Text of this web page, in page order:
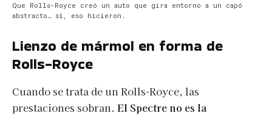
Que Rolls-Royce creó un auto que gira entorno a un capó
abstracto… sí, eso hicieron.
Lienzo de mármol en forma de
Rolls-Royce
Cuando se trata de un Rolls-Royce, las
prestaciones sobran. El Spectre no es la